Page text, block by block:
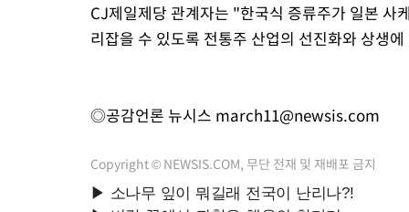
CJ제일제당 관계자는 "한국식 증류주가 일본 사
리잡을 수 있도록 전통주 산업의 선진화와 상생
◎공감언론 뉴시스 march11@newsis.com
Copyright © NEWSIS.COM, 무단 전재 및 재배포 금지